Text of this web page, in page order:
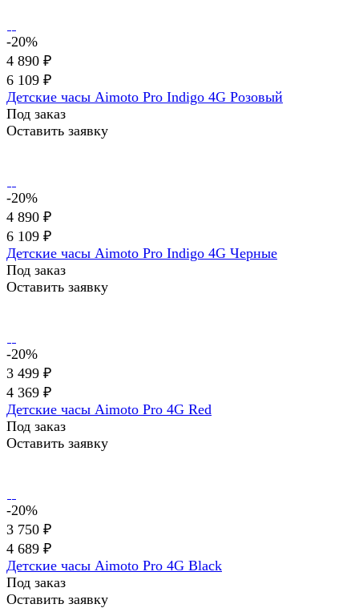
-20%
4 890 ₽
6 109 ₽
Детские часы Aimoto Pro Indigo 4G Розовый
Под заказ
Оставить заявку
-20%
4 890 ₽
6 109 ₽
Детские часы Aimoto Pro Indigo 4G Черные
Под заказ
Оставить заявку
-20%
3 499 ₽
4 369 ₽
Детские часы Aimoto Pro 4G Red
Под заказ
Оставить заявку
-20%
3 750 ₽
4 689 ₽
Детские часы Aimoto Pro 4G Black
Под заказ
Оставить заявку